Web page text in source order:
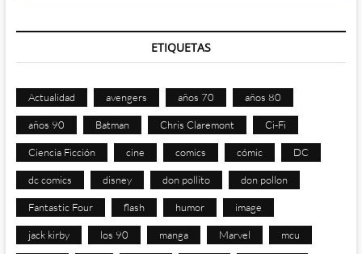
ETIQUETAS
Actualidad avengers años 70 años 80
años 90 Batman Chris Claremont Ci-Fi
Ciencia Ficción cine comics cómic DC
dc comics disney don pollito don pollon
Fantastic Four flash humor image
jack kirby los 90 manga Marvel mcu